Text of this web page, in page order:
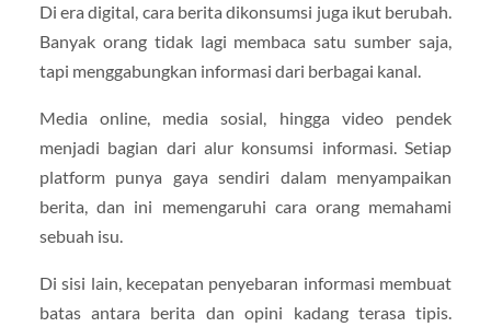
Di era digital, cara berita dikonsumsi juga ikut berubah.
Banyak orang tidak lagi membaca satu sumber saja,
tapi menggabungkan informasi dari berbagai kanal.
Media online, media sosial, hingga video pendek
menjadi bagian dari alur konsumsi informasi. Setiap
platform punya gaya sendiri dalam menyampaikan
berita, dan ini memengaruhi cara orang memahami
sebuah isu.
Di sisi lain, kecepatan penyebaran informasi membuat
batas antara berita dan opini kadang terasa tipis.